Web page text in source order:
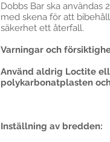
Dobbs Bar ska
med skena för att
säkerhet ett återfall.
Varningar och
Använd aldrig Loctite
polykarbonatplasten
Inställning av bredden: